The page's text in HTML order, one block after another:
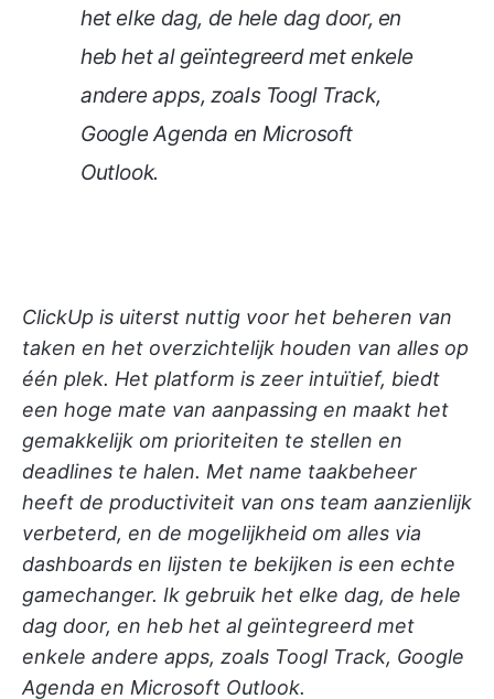
het elke dag, de hele dag door, en
heb het al geïntegreerd met enkele
andere apps, zoals Toogl Track,
Google Agenda en Microsoft
Outlook.
ClickUp is uiterst nuttig voor het beheren van
taken en het overzichtelijk houden van alles op
één plek. Het platform is zeer intuïtief, biedt
een hoge mate van aanpassing en maakt het
gemakkelijk om prioriteiten te stellen en
deadlines te halen. Met name taakbeheer
heeft de productiviteit van ons team aanzienlijk
verbeterd, en de mogelijkheid om alles via
dashboards en lijsten te bekijken is een echte
gamechanger. Ik gebruik het elke dag, de hele
dag door, en heb het al geïntegreerd met
enkele andere apps, zoals Toogl Track, Google
Agenda en Microsoft Outlook.